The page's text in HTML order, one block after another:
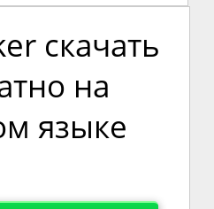
скачать
на
языке